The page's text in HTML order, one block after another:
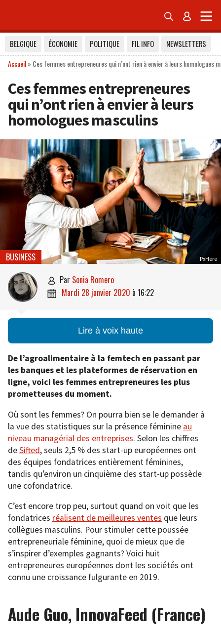
 
BELGIQUE ÉCONOMIE POLITIQUE FIL INFO
NEWSLETTERS
Accueil» Ces femmes entrepreneures qui n’ont rien à envier à leurs homologues
Ces femmes entrepreneures
qui n’ont rien à envier à leurs
homologues masculins
PxHere
BUSINESS
 par Sonia Romero
 mardi 28 janvier 2020 à 16:22
Lire à voix haute
De l’agroalimentaire à la femtech en passant par
les banques et les plateformes de réservation en
ligne, voici les femmes entrepreneures les plus
prometteuses du moment.
Où sont les femmes? On pourra bien se le demander à
la vue des statistiques sur la présence féminine au
niveau managérial des entreprises. Selon les chiffres
deSifted, seuls 2,5 % des start-up européennes ont
des équipes fondatrices entièrement féminines,
tandis qu’environ un cinquième des start-up possède
une cofondatrice.
C’est encore trop peu, surtout quand on voit que les
fondatrices réalisent de meilleures ventes que leurs
collègues masculins. Pour stimuler cette poussée
entrepreneuriale féminine, quoi de mieux que de
s’inspirer d’exemples gagnants? Voici huit
entrepreneures européennes dont les sociétés ont
connu une croissance fulgurante en 2019.
Aude Guo, InnovaFeed (France)